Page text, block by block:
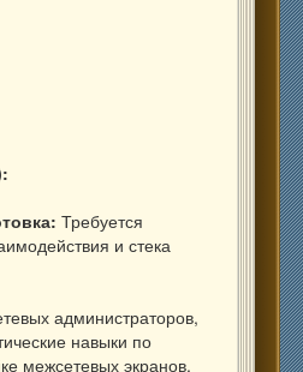
Требуется
и стека
администраторов,
навыки по
межсетевых экранов.